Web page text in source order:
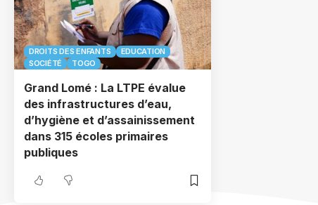
DROITS DES ENFANTS
EDUCATION
SOCIÉTÉ
TOGO
Grand Lomé : La LTPE évalue
des infrastructures d’eau,
d’hygiène et d’assainissement
dans 315 écoles primaires
publiques